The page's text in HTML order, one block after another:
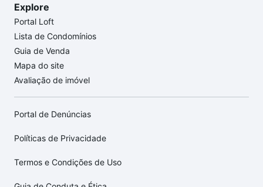
Explore
Portal Loft
Lista de Condomínios
Guia de Venda
Mapa do site
Avaliação de imóvel
Portal de Denúncias
Políticas de Privacidade
Termos e Condições de Uso